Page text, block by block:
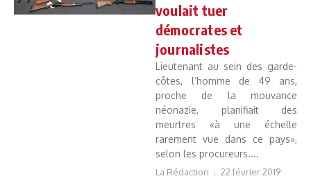
voulait tuer
démocrates et
journalistes
Lieutenant au sein des garde-
côtes, l’homme de 49 ans,
proche de la mouvance
néonazie, planifiait des
meurtres «à une échelle
rarement vue dans ce pays»,
selon les procureurs....
La Rédaction 22 février 2019